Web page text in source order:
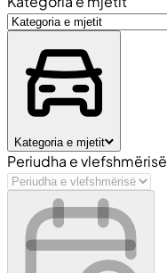
Kategoria e mjetit
Periudha e vlefshmërisë